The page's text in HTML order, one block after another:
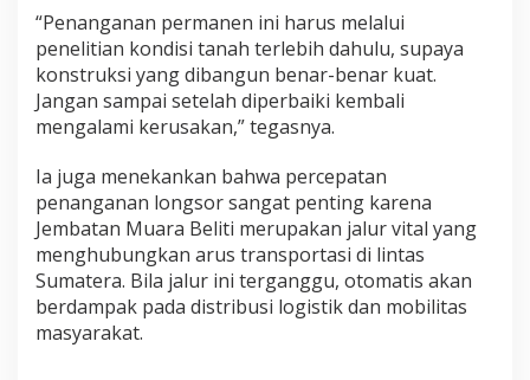
“Penanganan permanen ini harus melalui
penelitian kondisi tanah terlebih dahulu, supaya
konstruksi yang dibangun benar-benar kuat.
Jangan sampai setelah diperbaiki kembali
mengalami kerusakan,” tegasnya.
Ia juga menekankan bahwa percepatan
penanganan longsor sangat penting karena
Jembatan Muara Beliti merupakan jalur vital yang
menghubungkan arus transportasi di lintas
Sumatera. Bila jalur ini terganggu, otomatis akan
berdampak pada distribusi logistik dan mobilitas
masyarakat.